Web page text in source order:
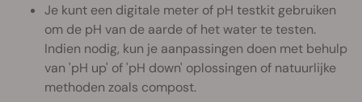
Je kunt een digitale meter of pH testkit gebruiken
om de pH van de aarde of het water te testen.
Indien nodig, kun je aanpassingen doen met behulp
van 'pH up' of 'pH down' oplossingen of natuurlijke
methoden zoals compost.